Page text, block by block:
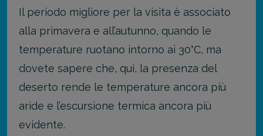
Il periodo migliore per la visita è associato
alla primavera e all’autunno, quando le
temperature ruotano intorno ai 30°C, ma
dovete sapere che, qui, la presenza del
deserto rende le temperature ancora più
aride e l’escursione termica ancora più
evidente.